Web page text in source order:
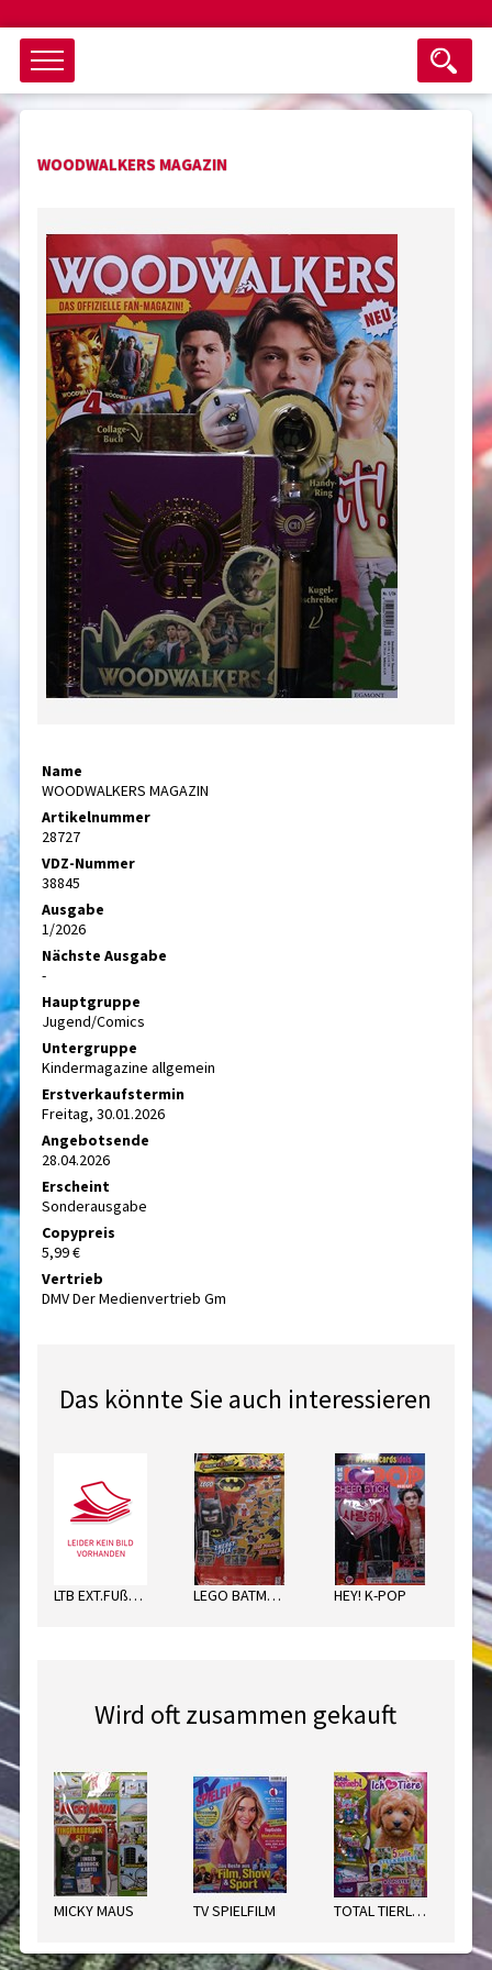
Objektsuche
als ganzes Wort suchen
keine eingestellten Titel
nur Titel im Angebot Suche zurücksetzen
Suchen
WOODWALKERS MAGAZIN
Name
WOODWALKERS MAGAZIN
Artikelnummer
28727
VDZ-Nummer
38845
Ausgabe
1/2026
Nächste Ausgabe
-
Hauptgruppe
Jugend/Comics
Untergruppe
Kindermagazine allgemein
Erstverkaufstermin
Freitag, 30.01.2026
Angebotsende
28.04.2026
Erscheint
Sonderausgabe
Copypreis
5,99 €
Vertrieb
DMV Der Medienvertrieb Gm
Das könnte Sie auch interessieren
LTB EXT.FUßBALL SORT. LEGO BATMAN ENERGY PACK HEY! K-POP
Wird oft zusammen gekauft
MICKY MAUS TV SPIELFILM TOTAL TIERLIEB! SPEZ.